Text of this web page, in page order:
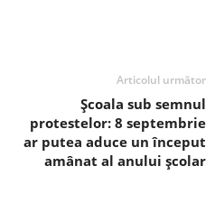
Articolul următor
Școala sub semnul
protestelor: 8 septembrie
ar putea aduce un început
amânat al anului școlar